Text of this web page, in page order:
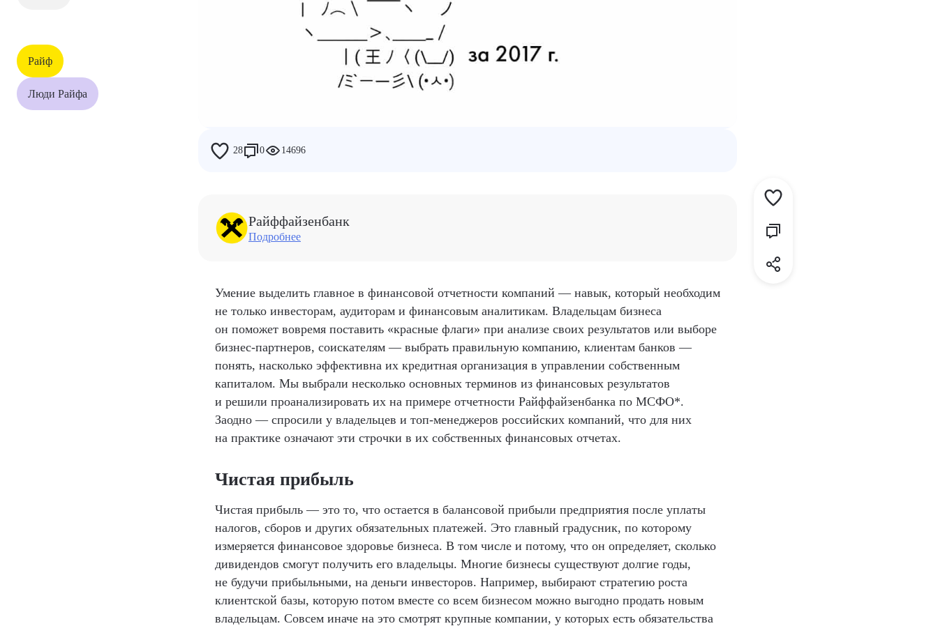
Райф
Люди Райфа
28 0 14696
Райффайзенбанк
Подробнее
Умение выделить главное в финансовой отчетности компаний — навык, который необходим
не только инвесторам, аудиторам и финансовым аналитикам. Владельцам бизнеса
он поможет вовремя поставить «красные флаги» при анализе своих результатов или выборе
бизнес-партнеров, соискателям — выбрать правильную компанию, клиентам банков —
понять, насколько эффективна их кредитная организация в управлении собственным
капиталом. Мы выбрали несколько основных терминов из финансовых результатов
и решили проанализировать их на примере отчетности Райффайзенбанка по МСФО*.
Заодно — спросили у владельцев и топ-менеджеров российских компаний, что для них
на практике означают эти строчки в их собственных финансовых отчетах.
Чистая прибыль
Чистая прибыль — это то, что остается в балансовой прибыли предприятия после уплаты
налогов, сборов и других обязательных платежей. Это главный градусник, по которому
измеряется финансовое здоровье бизнеса. В том числе и потому, что он определяет, сколько
дивидендов смогут получить его владельцы. Многие бизнесы существуют долгие годы,
не будучи прибыльными, на деньги инвесторов. Например, выбирают стратегию роста
клиентской базы, которую потом вместе со всем бизнесом можно выгодно продать новым
владельцам. Совсем иначе на это смотрят крупные компании, у которых есть обязательства